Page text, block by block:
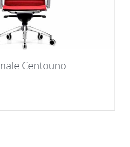
Centouno